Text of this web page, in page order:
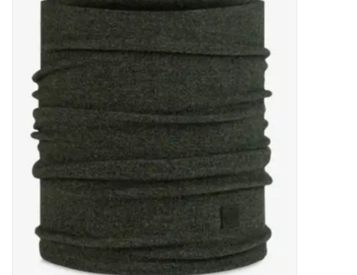
Ski Racing
Running